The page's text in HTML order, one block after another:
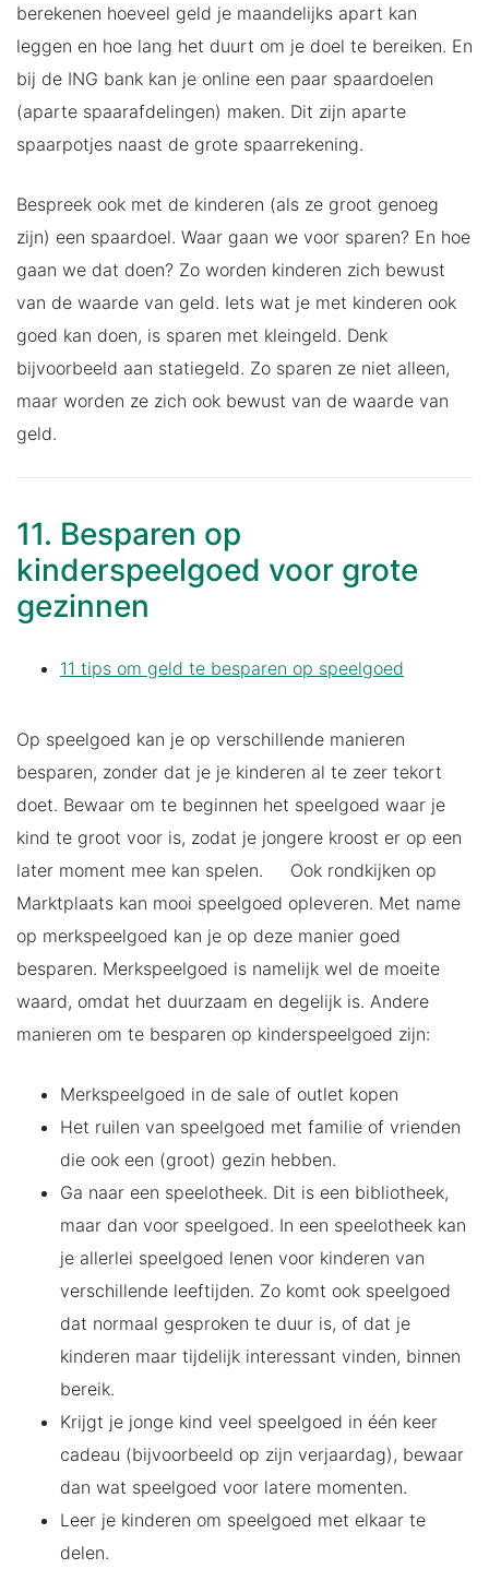
berekenen hoeveel geld je maandelijks apart kan
leggen en hoe lang het duurt om je doel te bereiken. En
bij de ING bank kan je online een paar spaardoelen
(aparte spaarafdelingen) maken. Dit zijn aparte
spaarpotjes naast de grote spaarrekening.
Bespreek ook met de kinderen (als ze groot genoeg
zijn) een spaardoel. Waar gaan we voor sparen? En hoe
gaan we dat doen? Zo worden kinderen zich bewust
van de waarde van geld. Iets wat je met kinderen ook
goed kan doen, is sparen met kleingeld. Denk
bijvoorbeeld aan statiegeld. Zo sparen ze niet alleen,
maar worden ze zich ook bewust van de waarde van
geld.
11. Besparen op
kinderspeelgoed voor grote
gezinnen
11 tips om geld te besparen op speelgoed
Op speelgoed kan je op verschillende manieren
besparen, zonder dat je je kinderen al te zeer tekort
doet. Bewaar om te beginnen het speelgoed waar je
kind te groot voor is, zodat je jongere kroost er op een
later moment mee kan spelen. Ook rondkijken op
Marktplaats kan mooi speelgoed opleveren. Met name
op merkspeelgoed kan je op deze manier goed
besparen. Merkspeelgoed is namelijk wel de moeite
waard, omdat het duurzaam en degelijk is. Andere
manieren om te besparen op kinderspeelgoed zijn:
Merkspeelgoed in de sale of outlet kopen
Het ruilen van speelgoed met familie of vrienden
die ook een (groot) gezin hebben.
Ga naar een speelotheek. Dit is een bibliotheek,
maar dan voor speelgoed. In een speelotheek kan
je allerlei speelgoed lenen voor kinderen van
verschillende leeftijden. Zo komt ook speelgoed
dat normaal gesproken te duur is, of dat je
kinderen maar tijdelijk interessant vinden, binnen
bereik.
Krijgt je jonge kind veel speelgoed in één keer
cadeau (bijvoorbeeld op zijn verjaardag), bewaar
dan wat speelgoed voor latere momenten.
Leer je kinderen om speelgoed met elkaar te
delen.